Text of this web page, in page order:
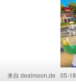
来自 dealmoon.de 05-